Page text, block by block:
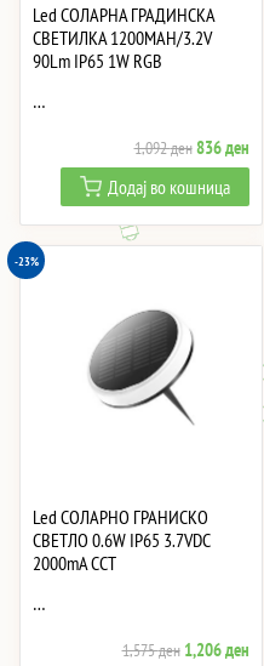
Led СОЛАРНА ГРАДИНСКА
СВЕТИЛКА 1200MAH/3.2V
90Lm IP65 1W RGB
…
1,092денOriginal
price
was:
1,092 ден.
836ден
is:
Додај во кошница
-23%
Led СОЛАРНО ГРАНИСКО
СВЕТЛО 0.6W IP65 3.7VDC
2000mA CCT
…
1,575ден Original
1,206ден